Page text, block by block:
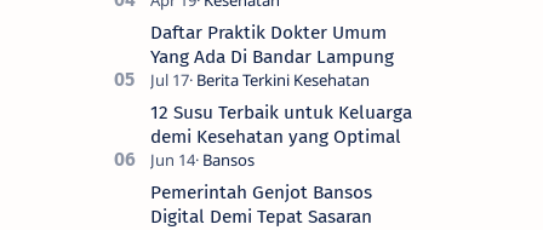
Daftar Praktik Dokter Umum
Yang Ada Di Bandar Lampung
12 Susu Terbaik untuk Keluarga
demi Kesehatan yang Optimal
Pemerintah Genjot Bansos
Digital Demi Tepat Sasaran